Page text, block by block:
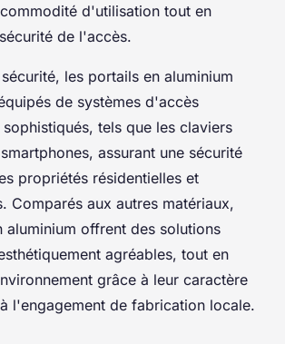
d'utilisation tout en
de l'accès.
les portails en aluminium
de systèmes d'accès
tels que les claviers
assurant une sécurité
propriétés résidentielles et
Comparés aux autres matériaux,
aluminium offrent des solutions
agréables, tout en
grâce à leur caractère
l'engagement de fabrication locale.